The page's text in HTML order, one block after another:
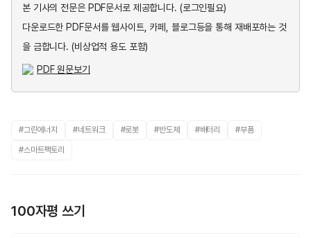
본 기사의 전문은 PDF문서로 제공합니다. (로그인필요)
다운로드한 PDF문서를 웹사이트, 카페, 블로그등을 통해 재배포하는 것
을 금합니다. (비상업적 용도 포함)
PDF 원문보기
#그린에너지 #네트워크 #로봇 #반도체 #배터리 #부품
#스마트팩토리
100자평 쓰기